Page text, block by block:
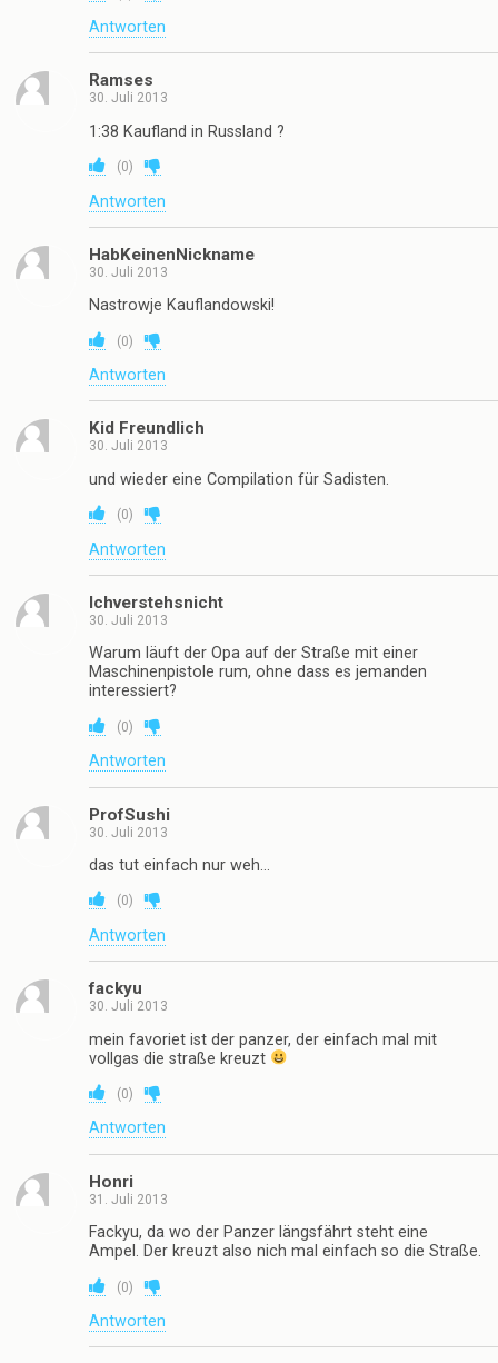
Antworten
Ramses
30. Juli 2013
1:38 Kaufland in Russland ?
(0)
Antworten
HabKeinenNickname
30. Juli 2013
Nastrowje Kauflandowski!
(0)
Antworten
Kid Freundlich
30. Juli 2013
und wieder eine Compilation für Sadisten.
(0)
Antworten
Ichverstehsnicht
30. Juli 2013
Warum läuft der Opa auf der Straße mit einer
Maschinenpistole rum, ohne dass es jemanden
interessiert?
(0)
Antworten
ProfSushi
30. Juli 2013
das tut einfach nur weh…
(0)
Antworten
fackyu
30. Juli 2013
mein favoriet ist der panzer, der einfach mal mit
vollgas die straße kreuzt
(0)
Antworten
Honri
31. Juli 2013
Fackyu, da wo der Panzer längsfährt steht eine
Ampel. Der kreuzt also nich mal einfach so die Straße.
(0)
Antworten